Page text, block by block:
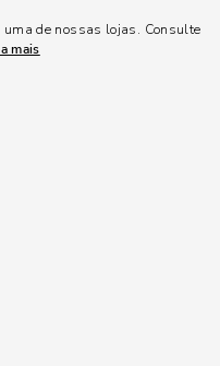
uma de nossas lojas. Consulte
mais